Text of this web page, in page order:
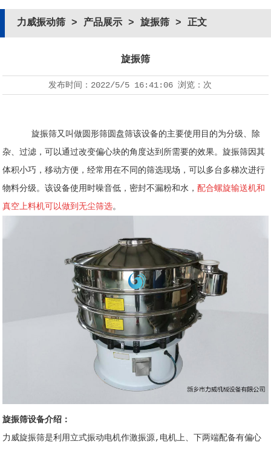
力威振动筛 > 产品展示 > 旋振筛 > 正文
旋振筛
发布时间： 2022/5/5 16:41:06浏览： 次
旋振筛又叫做圆形筛圆盘筛该设备的主要使用目的为分级、除
杂、过滤，可以通过改变偏心块的角度达到所需要的效果。旋振筛因其
体积小巧，移动方便，经常用在不同的筛选现场，可以多台多梯次进行
物料分级。该设备使用时噪音低，密封不漏粉和水， 配合螺旋输送机和
真空上料机可以做到无尘筛选。
旋振筛设备介绍：
力威旋振筛是利用立式振动电机作激振源,电机上、下两端配备有偏心